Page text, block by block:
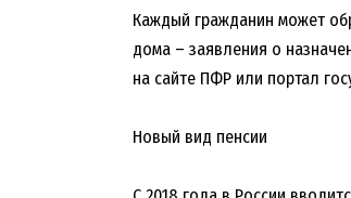
Каждый гражданин может
дома – заявления о
на сайте ПФР или портал
Новый вид пенсии